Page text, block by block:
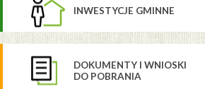
INWESTYCJE GMINNE
DOKUMENTY I WNIOSKI
DO POBRANIA